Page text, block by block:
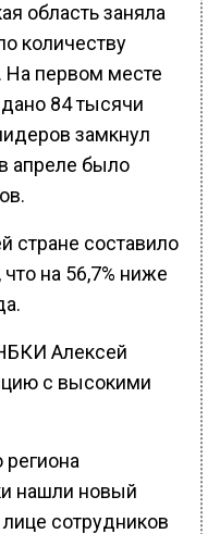
область заняла
количеству
первом месте
84 тысячи
замкнул
апреле было
стране составило
на 56,7% ниже
Алексей
с высокими
нашли новый
сотрудников